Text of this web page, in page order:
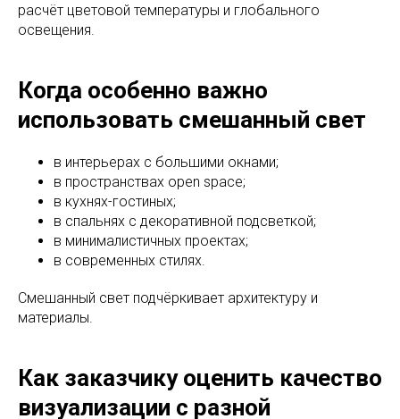
расчёт цветовой температуры и глобального
освещения.
Когда особенно важно
использовать смешанный свет
в интерьерах с большими окнами;
в пространствах open space;
в кухнях-гостиных;
в спальнях с декоративной подсветкой;
в минималистичных проектах;
в современных стилях.
Смешанный свет подчёркивает архитектуру и
материалы.
Как заказчику оценить качество
визуализации с разной